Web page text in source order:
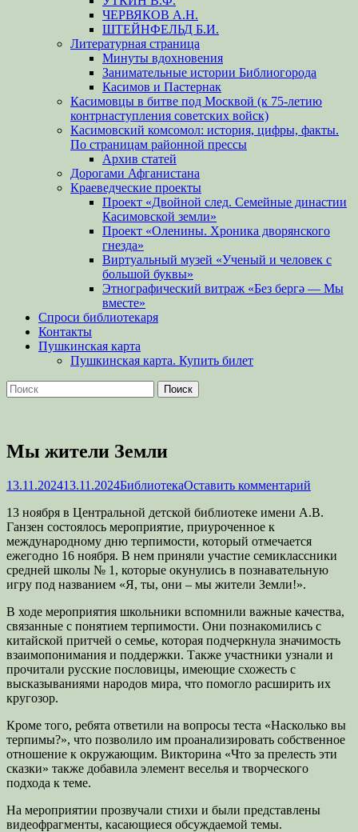
ЧЕРВЯКОВ А.Н.
ШТЕЙНФЕЛЬД Б.И.
Литературная страница
Минуты вдохновения
Занимательные истории Библиогорода
Касимов и Пастернак
Касимовцы в битве под Москвой (к 75-летию
контрнаступления советских войск)
Касимовский комсомол: история, цифры, факты.
По страницам районной прессы
Архив статей
Дорогами Афганистана
Краеведческие проекты
Проект «Двойной след. Семейные династии
Касимовской земли»
Проект «Оленины. Хроника дворянского
гнезда»
Виртуальный музей «Ученый и человек с
большой буквы»
Этнографический витраж «Без бергə — Мы
вместе»
Спроси библиотекаря
Контакты
Пушкинская карта
Пушкинская карта. Купить билет
Поиск
Найти:
Мы жители Земли
Опубликовано
13.11.202413.11.2024Автор
БиблиотекаОставить комментарий
13 ноября в Центральной детской библиотеке имени А.В.
Ганзен состоялось мероприятие, приуроченное к
международному дню терпимости, который отмечается
ежегодно 16 ноября. В нем приняли участие семиклассники
средней школы № 1, которые окунулись в познавательную
игру под названием «Я, ты, они – мы жители Земли!».
В ходе мероприятия школьники вспомнили важные качества,
связанные с понятием терпимости. Они познакомились с
китайской притчей о семье, которая подчеркнула значимость
взаимопонимания и поддержки. Также участники узнали и
прочитали русские пословицы, имеющие схожесть с
высказываниями народов мира, что помогло расширить их
кругозор.
Кроме того, ребята ответили на вопросы теста «Насколько вы
терпимы?», что позволило им проанализировать собственное
отношение к окружающим. Викторина «Что за прелесть эти
сказки» также добавила элемент веселья и творческого
подхода к теме.
На мероприятии прозвучали стихи и были представлены
видеофрагменты, касающиеся обсуждаемой темы.